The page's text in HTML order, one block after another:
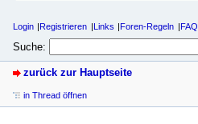
Login Registrieren Links Foren-Regeln FAQ
Suche:
zurück zur Hauptseite
in Thread öffnen